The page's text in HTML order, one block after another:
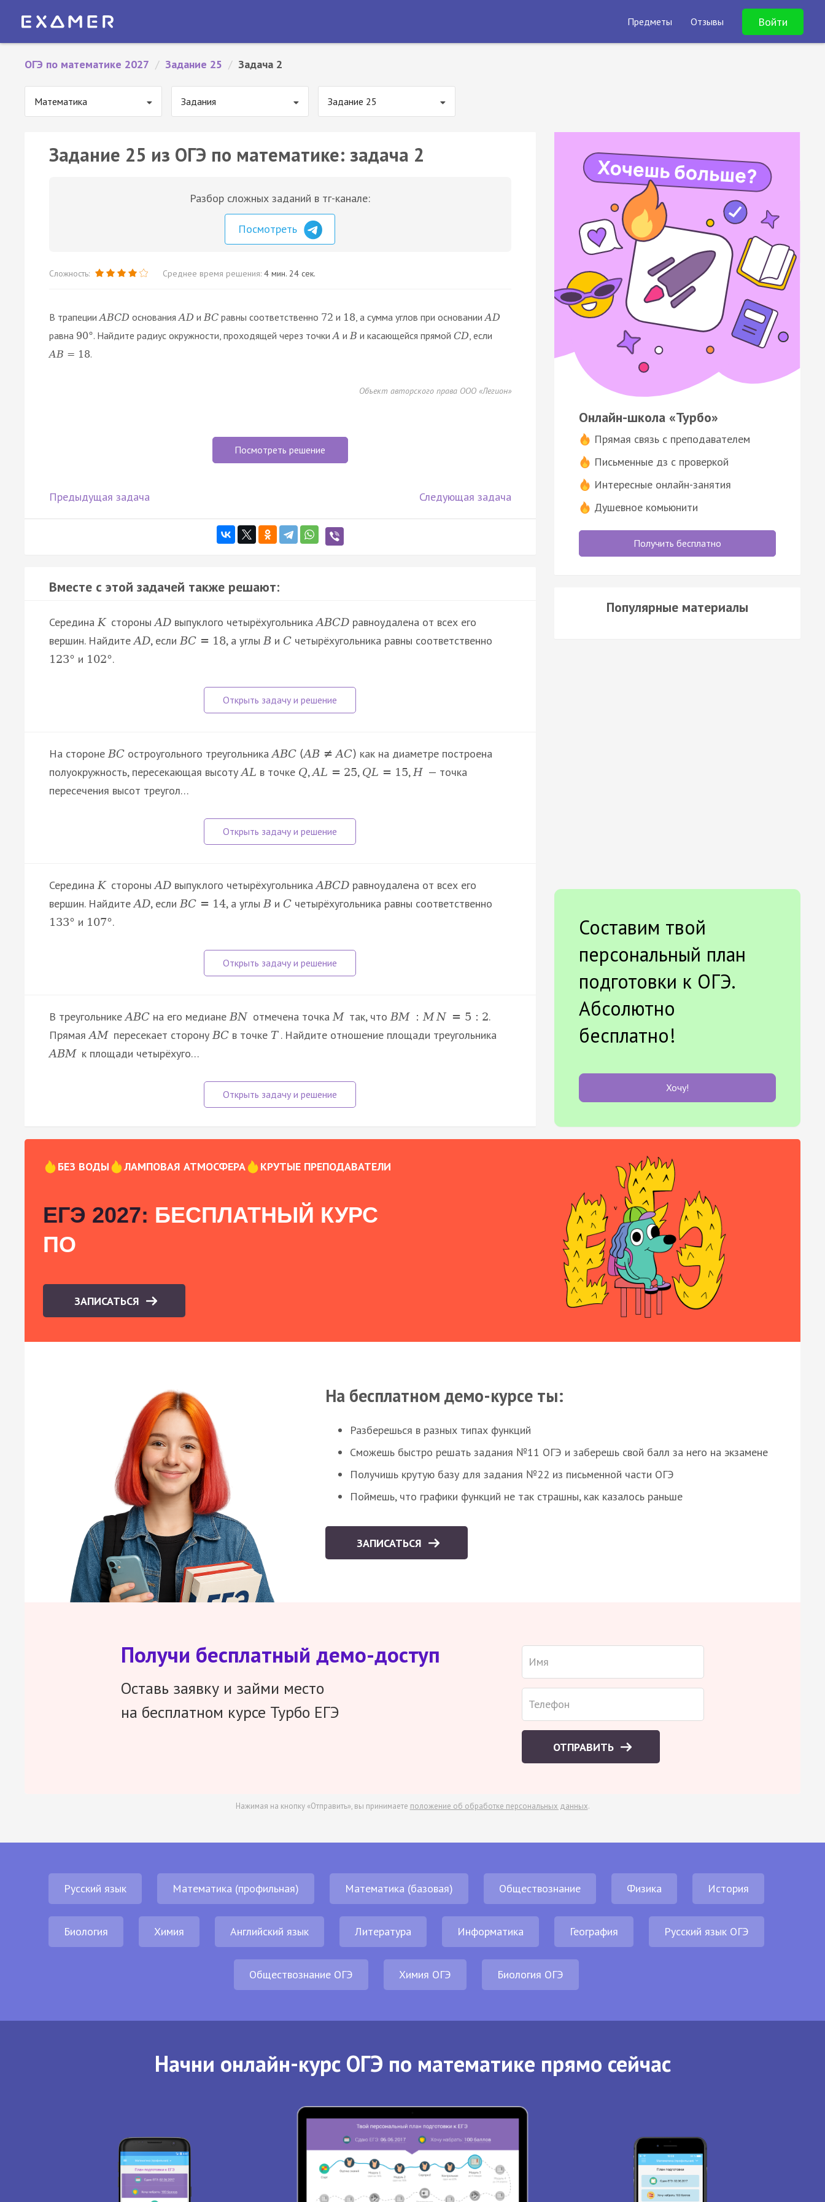
Предметы Отзывы Войти
ОГЭ по математике 2027 / Задание 25 / Задача 2
Математика Задания Задание 25
Задание 25 из ОГЭ по математике: задача 2
Разбор сложных заданий в тг-канале:
Посмотреть
Сложность: Среднее время решения: 4 мин. 24 сек.
В трапеции ABCD основания AD и BC равны соответственно 72 и 18 , а сумма углов при основании AD
равна 90°. Найдите радиус окружности, проходящей через точки A и B и касающейся прямой CD , если
AB = 18.
Объект авторского права ООО «Легион»
Посмотреть решение
Предыдущая задача Следующая задача
Вместе с этой задачей также решают:
СерединаK стороныAD выпуклого четырёхугольникаABCD равноудалена от всех его
вершин. НайдитеAD, еслиBC = 18, а углыB и C четырёхугольника равны соответственно
123° и 102°.
На сторонеBC остроугольного треугольникаABC (AB ≠ AC) как на диаметре построена
полуокружность, пересекающая высотуAL в точке Q,AL = 25, QL = 15,H — точка
пересечения высот треугол…
СерединаK стороныAD выпуклого четырёхугольникаABCD равноудалена от всех его
вершин. НайдитеAD, еслиBC = 14, а углыB и C четырёхугольника равны соответственно
133° и 107°.
В треугольникеABC на его медианеBN отмечена точкаM так, чтоBM : M N = 5 : 2.
ПрямаяAM пересекает сторонуBC в точке T . Найдите отношение площади треугольника
ABM к площади четырёхуго…
Онлайн-школа «Турбо»
Прямая связь с преподавателем
Письменные дз с проверкой
Интересные онлайн-занятия
Душевное комьюнити
Получить бесплатно
Популярные материалы
Составим твой
персональный план
подготовки к ОГЭ.
Абсолютно
бесплатно!
Хочу!
БЕЗ ВОДЫ ЛАМПОВАЯ АТМОСФЕРА КРУТЫЕ ПРЕПОДАВАТЕЛИ
ЕГЭ 2027: БЕСПЛАТНЫЙ КУРС
ПО
ЗАПИСАТЬСЯ
На бесплатном демо-курсе ты:
Разберешься в разных типах функций
Сможешь быстро решать задания №11 ОГЭ и заберешь свой балл за него на экзамене
Получишь крутую базу для задания №22 из письменной части ОГЭ
Поймешь, что графики функций не так страшны, как казалось раньше
ЗАПИСАТЬСЯ
Получи бесплатный демо-доступ
Оставь заявку и займи место
на бесплатном курсе Турбо ЕГЭ
ОТПРАВИТЬ
Нажимая на кнопку «Отправить», вы принимаете положение об обработке персональных данных.
Русский язык Математика (профильная) Математика (базовая) Обществознание Физика История
Биология Химия Английский язык Литература Информатика География Русский язык ОГЭ
Обществознание ОГЭ Химия ОГЭ Биология ОГЭ
Начни онлайн-курс ОГЭ по математике прямо сейчас